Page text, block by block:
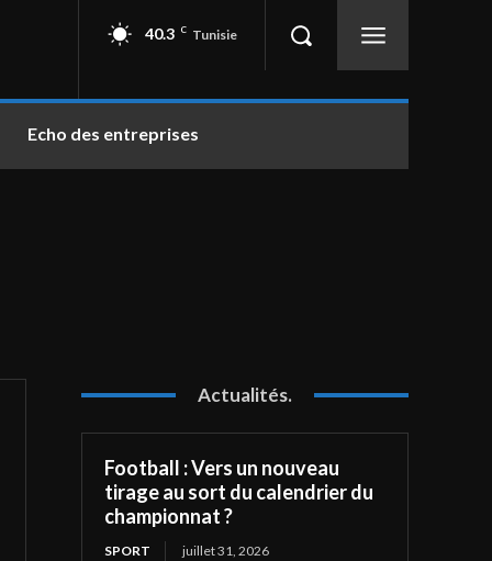
40.3 C Tunisie
Echo des entreprises
Actualités.
Football : Vers un nouveau
tirage au sort du calendrier du
championnat ?
SPORT juillet 31, 2026